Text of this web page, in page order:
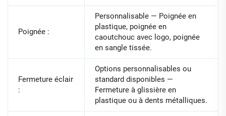
Poignée :
Personnalisable — Poignée en
plastique, poignée en
caoutchouc avec logo, poignée
en sangle tissée.
Fermeture éclair
:
Options personnalisables ou
standard disponibles —
Fermeture à glissière en
plastique ou à dents métalliques.